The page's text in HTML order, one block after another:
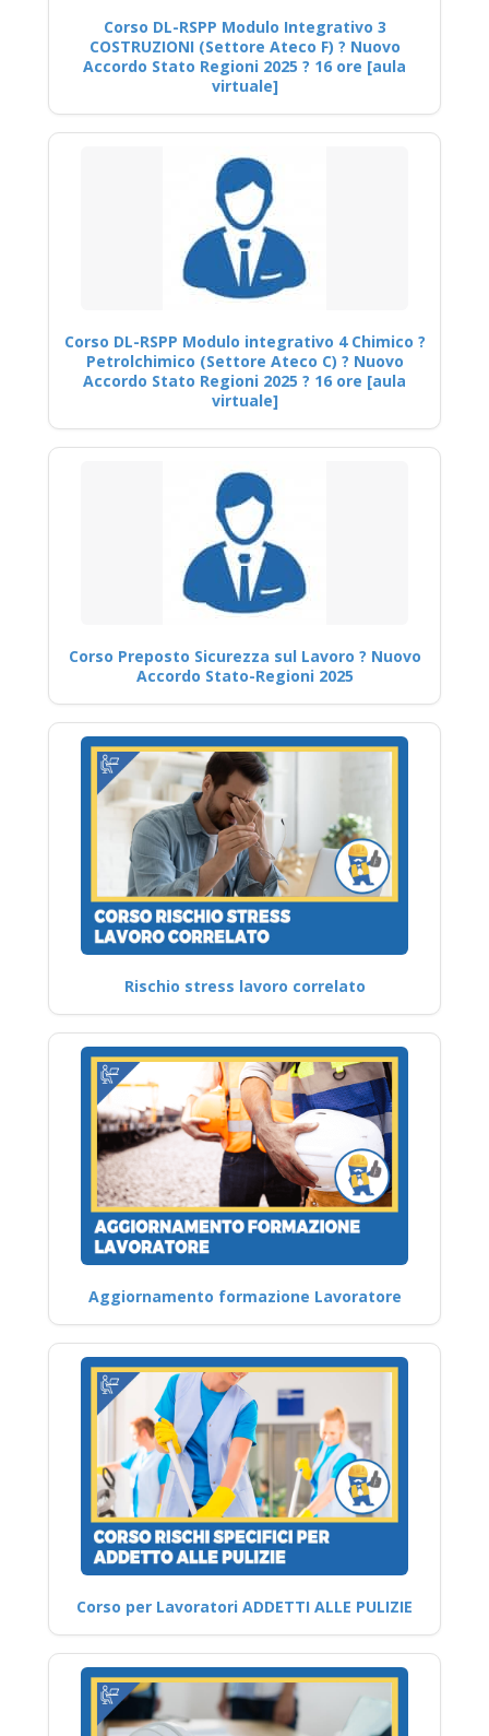
Corso DL-RSPP Modulo Integrativo 3
COSTRUZIONI (Settore Ateco F) ? Nuovo
Accordo Stato Regioni 2025 ? 16 ore [aula
virtuale]
Corso DL-RSPP Modulo integrativo 4 Chimico ?
Petrolchimico (Settore Ateco C) ? Nuovo
Accordo Stato Regioni 2025 ? 16 ore [aula
virtuale]
Corso Preposto Sicurezza sul Lavoro ? Nuovo
Accordo Stato-Regioni 2025
Rischio stress lavoro correlato
Aggiornamento formazione Lavoratore
Corso per Lavoratori ADDETTI ALLE PULIZIE